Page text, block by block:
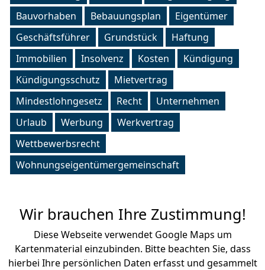
Bauvorhaben
Bebauungsplan
Eigentümer
Geschäftsführer
Grundstück
Haftung
Immobilien
Insolvenz Kosten
Kündigung
Kündigungsschutz
Mietvertrag
Mindestlohngesetz
Recht
Unternehmen
Urlaub
Werbung
Werkvertrag
Wettbewerbsrecht
Wohnungseigentümergemeinschaft
Wir brauchen Ihre Zustimmung!
Diese Webseite verwendet Google Maps um
Kartenmaterial einzubinden. Bitte beachten Sie, dass
hierbei Ihre persönlichen Daten erfasst und gesammelt